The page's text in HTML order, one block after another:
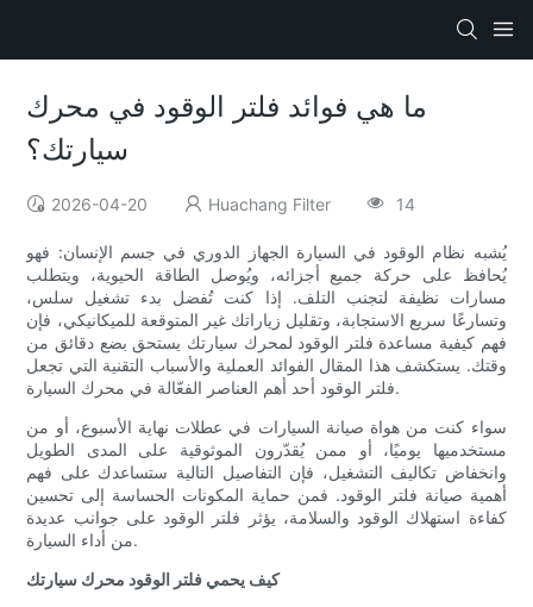
ما هي فوائد فلتر الوقود في محرك
سيارتك؟
2026-04-20 Huachang Filter 14
يُشبه نظام الوقود في السيارة الجهاز الدوري في جسم الإنسان: فهو
يُحافظ على حركة جميع أجزائه، ويُوصل الطاقة الحيوية، ويتطلب
مسارات نظيفة لتجنب التلف. إذا كنت تُفضل بدء تشغيل سلس،
وتسارعًا سريع الاستجابة، وتقليل زياراتك غير المتوقعة للميكانيكي، فإن
فهم كيفية مساعدة فلتر الوقود لمحرك سيارتك يستحق بضع دقائق من
وقتك. يستكشف هذا المقال الفوائد العملية والأسباب التقنية التي تجعل
فلتر الوقود أحد أهم العناصر الفعّالة في محرك السيارة.
سواء كنت من هواة صيانة السيارات في عطلات نهاية الأسبوع، أو من
مستخدميها يوميًا، أو ممن يُقدّرون الموثوقية على المدى الطويل
وانخفاض تكاليف التشغيل، فإن التفاصيل التالية ستساعدك على فهم
أهمية صيانة فلتر الوقود. فمن حماية المكونات الحساسة إلى تحسين
كفاءة استهلاك الوقود والسلامة، يؤثر فلتر الوقود على جوانب عديدة
من أداء السيارة.
كيف يحمي فلتر الوقود محرك سيارتك